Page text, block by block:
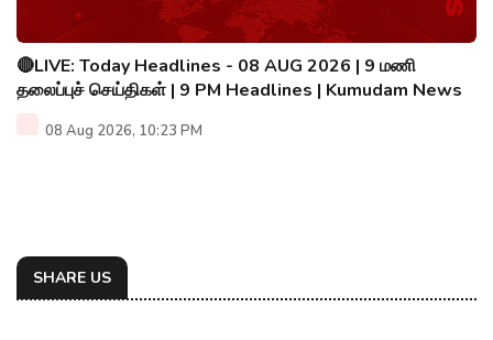
🔴LIVE: Today Headlines - 08 AUG 2026 | 9 மணி
தலைப்புச் செய்திகள் | 9 PM Headlines | Kumudam News
08 Aug 2026, 10:23 PM
SHARE US